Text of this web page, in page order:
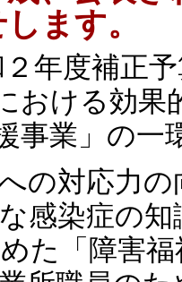
ます。
年度補正
おける効果
事業」の一
の対応力
感染症の
た「障害